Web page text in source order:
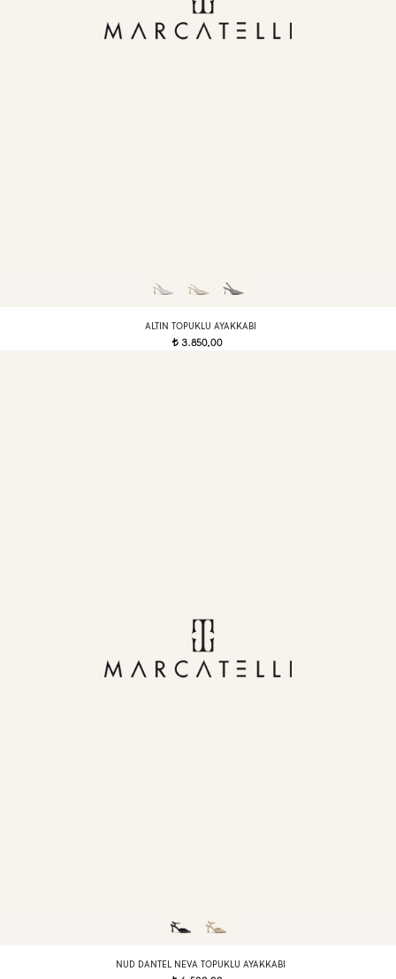
ALTIN TOPUKLU AYAKKABI
t3.850,00
NUD DANTEL NEVA TOPUKLU AYAKKABI